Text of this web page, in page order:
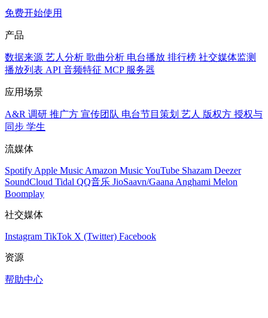
免费开始使用
产品
数据来源 艺人分析 歌曲分析 电台播放 排行榜 社交媒体监测
播放列表 API 音频特征 MCP 服务器
应用场景
A&R 调研 推广方 宣传团队 电台节目策划 艺人 版权方 授权与
同步 学生
流媒体
Spotify Apple Music Amazon MusicYouTube Shazam Deezer
SoundCloud Tidal QQ音乐 JioSaavn/Gaana Anghami Melon
Boomplay
社交媒体
Instagram TikTok X (Twitter) Facebook
资源
帮助中心